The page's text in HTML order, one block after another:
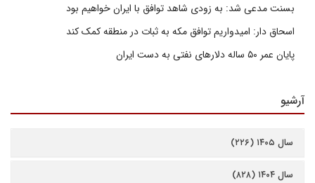
بسنت مدعی شد: به زودی شاهد توافق با ایران خواهیم بود
اسحاق دار: امیدواریم توافق مکه به ثبات در منطقه کمک کند
پایان عمر ۵۰ ساله دلارهای نفتی به دست ایران
آرشیو
سال ۱۴۰۵ (۲۲۶)
سال ۱۴۰۴ (۸۲۸)